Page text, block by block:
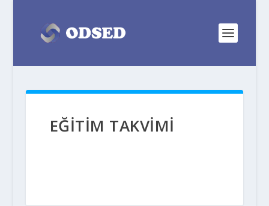
EĞİTİM TAKVİMİ